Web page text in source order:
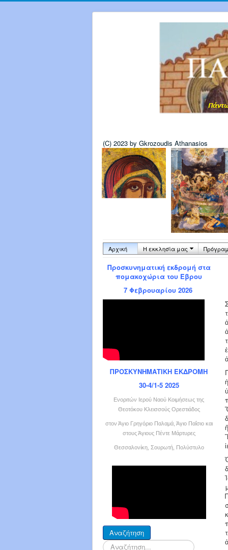
(C) 2023 by Gkrozoudis Athanasios
Αρχική Η εκκλησία μας
Προσκυνηματική εκδρομή στα
πομακοχώρια του Έβρου
7 Φεβρουαρίου 2026
ΠΡΟΣΚΥΝΗΜΑΤΙΚΗ ΕΚΔΡΟΜΗ
30-4/1-5 2025
Ενοριτών Ιερού Ναού Κοιμήσεως της
Θεοτόκου Κλεισσούς Ορεστιάδος
στον Άγιο Γρηγόριο Παλαμά, Άγιο Παΐσιο και
στους Άγιους Πέντε Μάρτυρες
Θεσσαλονίκη, Σουρωτή, Πολύστυλο
Αναζήτηση